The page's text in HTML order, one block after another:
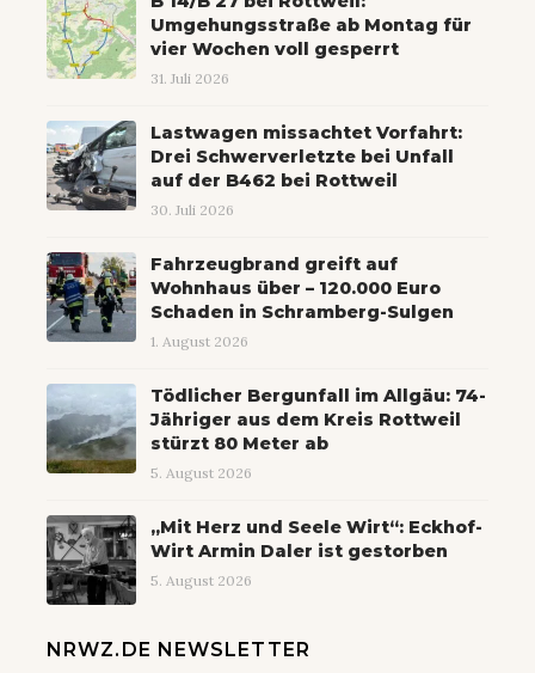
Umgehungsstraße ab Montag für
vier Wochen voll gesperrt
31. Juli 2026
Lastwagen missachtet Vorfahrt:
Drei Schwerverletzte bei Unfall
auf der B462 bei Rottweil
30. Juli 2026
Fahrzeugbrand greift auf
Wohnhaus über – 120.000 Euro
Schaden in Schramberg-Sulgen
1. August 2026
Tödlicher Bergunfall im Allgäu: 74-
Jähriger aus dem Kreis Rottweil
stürzt 80 Meter ab
5. August 2026
„Mit Herz und Seele Wirt“: Eckhof-
Wirt Armin Daler ist gestorben
5. August 2026
NRWZ.DE NEWSLETTER